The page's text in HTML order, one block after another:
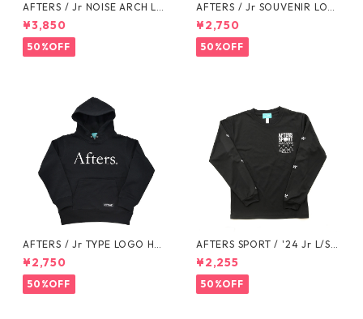
AFTERS / Jr NOISE ARCH LO
GO SWEAT
¥3,850
50%OFF
AFTERS / Jr SOUVENIR LOG
O SWEAT PANTS
¥2,750
50%OFF
AFTERS / Jr TYPE LOGO HO
ODIE
¥2,750
50%OFF
AFTERS SPORT / '24 Jr L/S T
EE
¥2,255
50%OFF